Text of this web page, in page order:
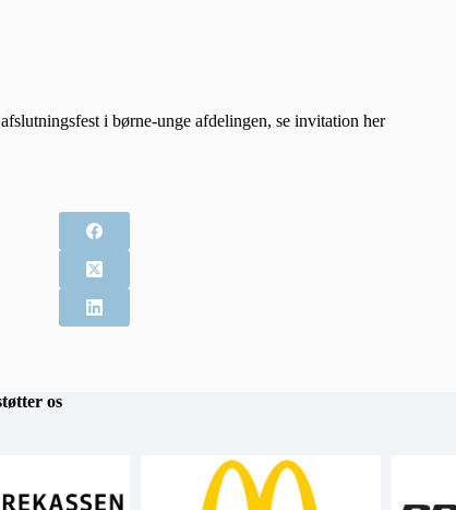
i børne-unge afdelingen, se invitation her
os